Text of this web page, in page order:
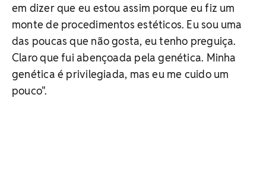
em dizer que eu estou assim porque eu fiz um
monte de procedimentos estéticos. Eu sou uma
das poucas que não gosta, eu tenho preguiça.
Claro que fui abençoada pela genética. Minha
genética é privilegiada, mas eu me cuido um
pouco".